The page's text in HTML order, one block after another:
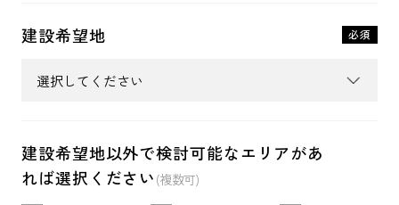
建設希望地 必須
建設希望地以外で検討可能なエリアがあ
れば選択ください (複数可)